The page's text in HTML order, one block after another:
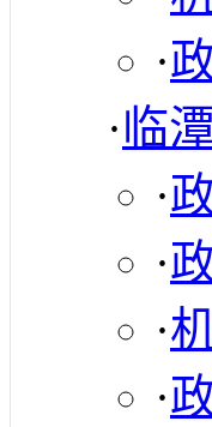
·
·临
·
·
·
·